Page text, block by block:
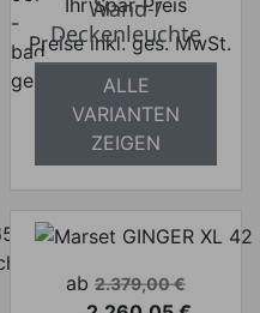
Preise inkl. ges. MwSt.
absolut
versandkostenfrei
Wand-/
Deckenleuchte
ALLE
VARIANTEN
ZEIGEN
Verkaufspreis
ab 2.379,00 €